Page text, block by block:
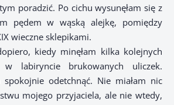
poradzić. Po cichu wysunęłam się z
pędem w wąską alejkę, pomiędzy
wieczne sklepikami.
kiedy minęłam kilka kolejnych
w labiryncie brukowanych uliczek.
spokojnie odetchnąć. Nie miałam nic
mojego przyjaciela, ale nie wtedy,